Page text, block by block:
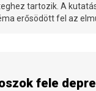
tartozik. A
erősödött fel az
fele